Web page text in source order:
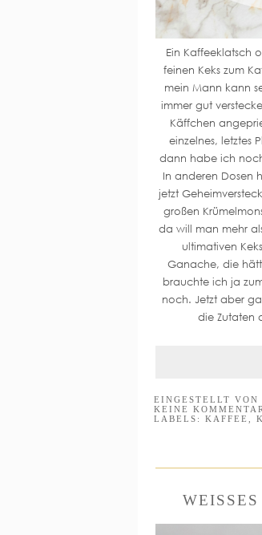
Ein Kaffeeklatsch
feinen Keks zum
mein Mann kann
immer gut
Käffchen
einzelnes, letztes
dann habe ich
In anderen Dosen
jetzt
großen
da will man mehr
ultimativen
Ganache, die
brauchte ich ja
noch. Jetzt aber
die Zutaten
EINGESTELLT VON
KEINE
LABELS: KAFFEE